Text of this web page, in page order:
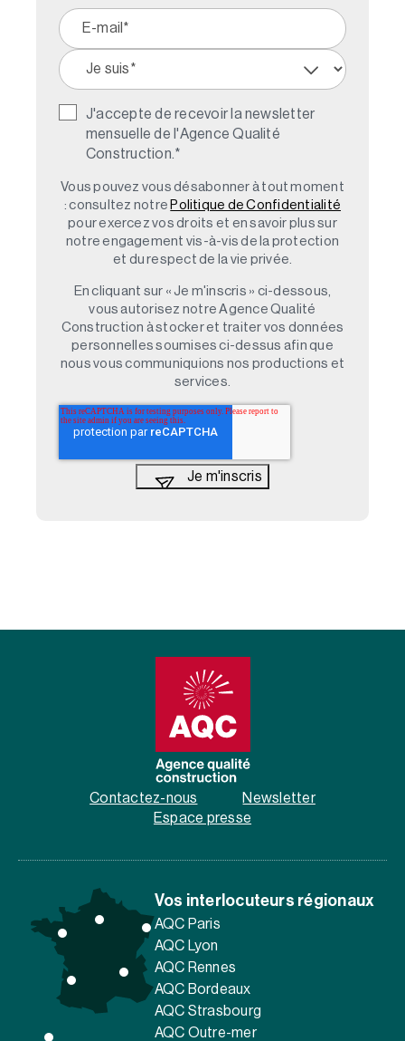
J'accepte de recevoir la newsletter
mensuelle de l'Agence Qualité
Construction. *
Vous pouvez vous désabonner à tout moment
: consultez notre Politique de Confidentialité
pour exercez vos droits et en savoir plus sur
notre engagement vis-à-vis de la protection
et du respect de la vie privée.
En cliquant sur « Je m'inscris » ci-dessous,
vous autorisez notre Agence Qualité
Construction à stocker et traiter vos données
personnelles soumises ci-dessus afin que
nous vous communiquions nos productions et
services.
Contactez-nous
Newsletter
Espace presse
Vos interlocuteurs régionaux
AQC Paris
AQC Lyon
AQC Rennes
AQC Bordeaux
AQC Strasbourg
AQC Outre-mer